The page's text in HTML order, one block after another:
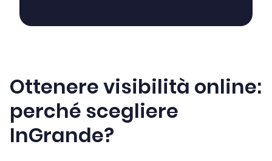
Ottenere visibilità online:
perché scegliere
InGrande?